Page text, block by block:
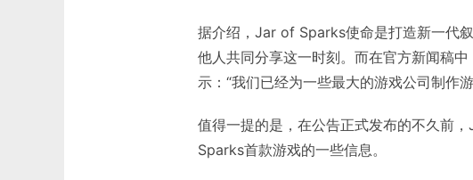
据介绍，Jar of Sparks使命是打造新一代
他人共同分享这一时刻。而在官方新闻稿
示：“我们已经为一些最大的游戏公司制作
值得一提的是，在公告正式发布的不久前
Sparks首款游戏的一些信息。